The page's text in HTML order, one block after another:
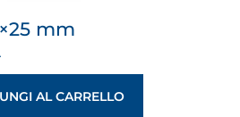
mm
AL CARRELLO